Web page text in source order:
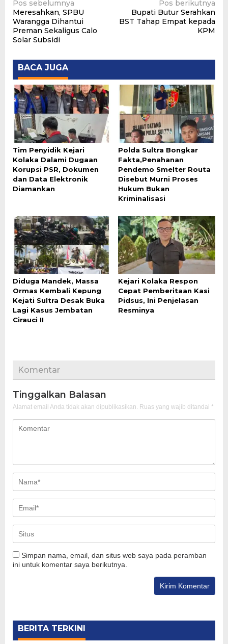
Navigasi
pos
Pos sebelumnya
Meresahkan, SPBU
Warangga Dihantui
Preman Sekaligus Calo
Solar Subsidi
Pos berikutnya
Bupati Butur Serahkan
BST Tahap Empat kepada
KPM
BACA JUGA
Tim Penyidik Kejari
Kolaka Dalami Dugaan
Korupsi PSR, Dokumen
dan Data Elektronik
Diamankan
Polda Sultra Bongkar
Fakta,Penahanan
Pendemo Smelter Routa
Disebut Murni Proses
Hukum Bukan
Kriminalisasi
Diduga Mandek, Massa
Ormas Kembali Kepung
Kejati Sultra Desak Buka
Lagi Kasus Jembatan
Cirauci II
Kejari Kolaka Respon
Cepat Pemberitaan Kasi
Pidsus, Ini Penjelasan
Resminya
Komentar
Tinggalkan Balasan
Alamat email Anda tidak akan dipublikasikan. Ruas yang wajib ditandai *
Simpan nama, email, dan situs web saya pada peramban
ini untuk komentar saya berikutnya.
BERITA TERKINI